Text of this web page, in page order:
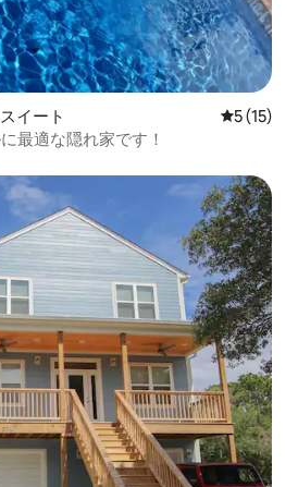
イート レビュー
5 (15)
最適な隠れ家です！